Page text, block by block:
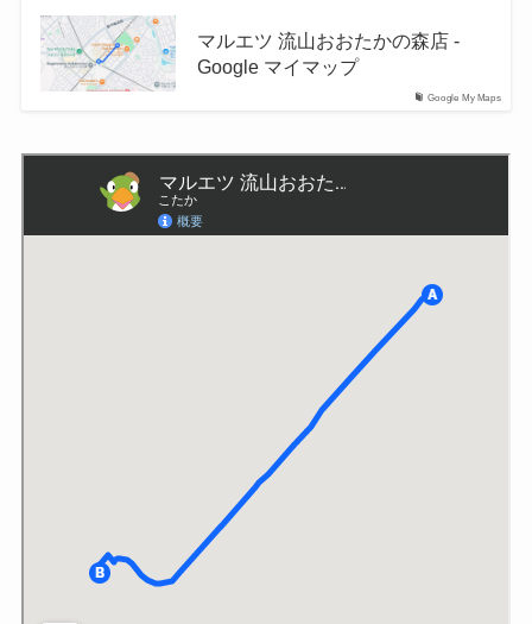
Google My Maps
マルエツ 流山おおたかの森店 -
Google マイマップ